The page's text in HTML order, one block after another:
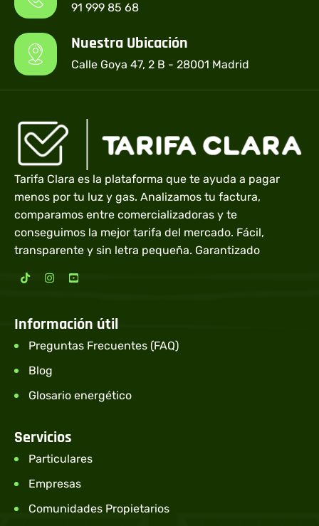
91 999 85 68
Nuestra Ubicación
Calle Goya 47, 2 B - 28001 Madrid
Tarifa Clara es la plataforma que te ayuda a pagar
menos por tu luz y gas. Analizamos tu factura,
comparamos entre comercializadoras y te
conseguimos la mejor tarifa del mercado. Fácil,
transparente y sin letra pequeña. Garantizado
Información útil
Preguntas Frecuentes (FAQ)
Blog
Glosario energético
Servicios
Particulares
Empresas
Comunidades Propietarios